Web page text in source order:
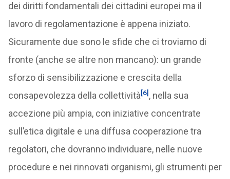
dei diritti fondamentali dei cittadini europei ma il
lavoro di regolamentazione è appena iniziato.
Sicuramente due sono le sfide che ci troviamo di
fronte (anche se altre non mancano): un grande
sforzo di sensibilizzazione e crescita della
consapevolezza della collettività[6] , nella sua
accezione più ampia, con iniziative concentrate
sull’etica digitale e una diffusa cooperazione tra
regolatori, che dovranno individuare, nelle nuove
procedure e nei rinnovati organismi, gli strumenti per